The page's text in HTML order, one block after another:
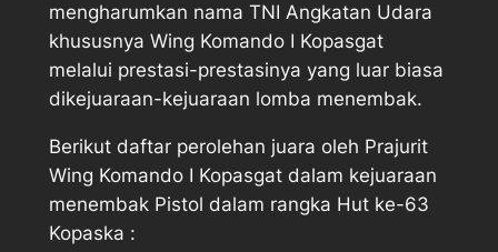
mengharumkan nama TNI Angkatan Udara
khususnya Wing Komando I Kopasgat
melalui prestasi-prestasinya yang luar biasa
dikejuaraan-kejuaraan lomba menembak.
Berikut daftar perolehan juara oleh Prajurit
Wing Komando I Kopasgat dalam kejuaraan
menembak Pistol dalam rangka Hut ke-63
Kopaska :